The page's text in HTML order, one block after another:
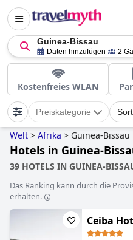
Guinea-Bissau
Daten hinzufügen 2
Kostenfreies WLAN
Preiskategorie
Welt > Afrika > Guinea-Bissau
Hotels in Guinea-
39 HOTELS IN GUINEA-
Das Ranking kann durch die
erhalten.
Ceiba